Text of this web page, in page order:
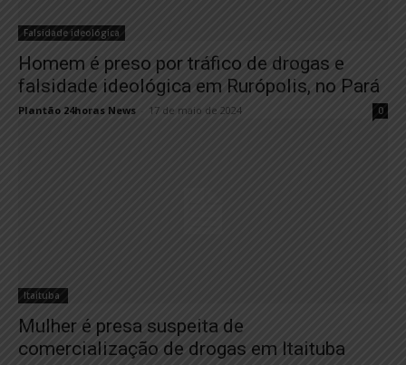
Falsidade ideológica
Homem é preso por tráfico de drogas e
falsidade ideológica em Rurópolis, no Pará
Plantão 24horas News 17 de maio de 2024 0
Itaituba
Mulher é presa suspeita de
comercialização de drogas em Itaituba